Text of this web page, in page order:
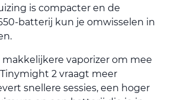
is compacter en de
batterij kun je omwisselen in
makkelijkere vaporizer om mee
2 vraagt meer
snellere sessies, een hoger